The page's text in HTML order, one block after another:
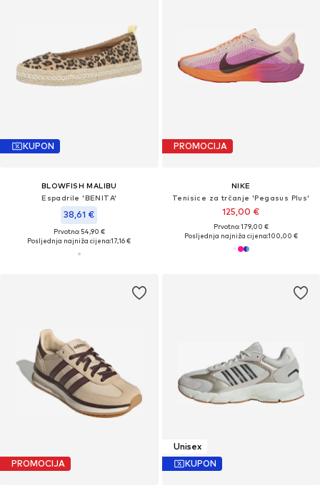
KUPON
BLOWFISH MALIBU
Espadrile 'BENITA'
38,61 €
Prvotno: 54,90 €
Posljednja najniža cijena:17,16 €
PROMOCIJA
NIKE
Tenisice za trčanje 'Pegasus Plus'
125,00 €
Prvotno: 179,00 €
Posljednja najniža cijena:100,00 €
PROMOCIJA
Unisex
KUPON